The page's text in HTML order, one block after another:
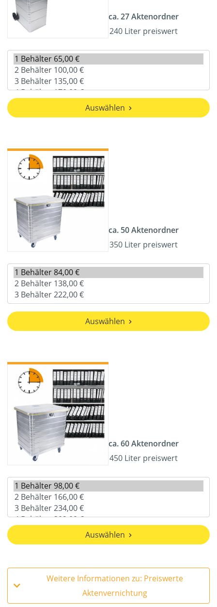
ca. 27 Aktenordner
240 Liter preiswert
Auswählen
ca. 50 Aktenordner
350 Liter preiswert
Auswählen
ca. 60 Aktenordner
450 Liter preiswert
Auswählen
Weitere Informationen zu: Preiswerte
Aktenvernichtung